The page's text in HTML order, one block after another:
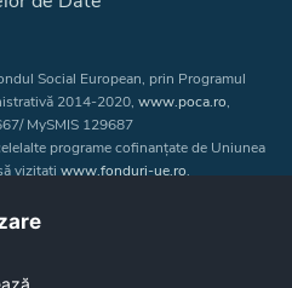
Social European, prin Programul
2014-2020, www.poca.ro,
MySMIS 129687
programe cofinanțate de Uniunea
vizitați www.fonduri-ue.ro.
responsabilitate asupra